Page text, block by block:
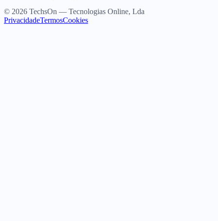
© 2026 TechsOn — Tecnologias Online, Lda
PrivacidadeTermosCookies